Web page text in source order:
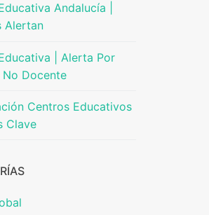
Andalucía |
Alertan
| Alerta Por
No Docente
Centros Educativos
Clave